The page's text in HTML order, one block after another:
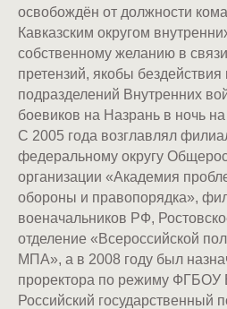
освобождён от должности
Кавказским округом
собственному желанию в
претензий, якобы
подразделений Внутренних
боевиков на Назрань в ночь
С 2005 года возглавлял
федеральному округу
организации «Академия
обороны и правопорядка»,
военачальников РФ,
отделение «Всероссийской
МПА», а в 2008 году был
проректора по режиму
Российский государственный